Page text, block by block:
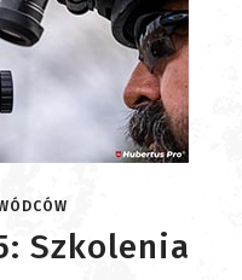
Szkolenia